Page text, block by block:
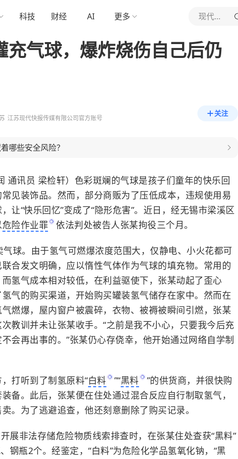
科技 财经 AI 更多 现代快报
充气球，爆炸烧伤自己后仍
江苏现代快报传媒有限公司官方账号
关注
哪些安全风险？
通讯员 梁检轩）色彩斑斓的气球是孩子们童年的快乐回
见装饰品。然而，部分商贩为了压低成本，违规使用易
让“快乐回忆”变成了“隐形危害”。近日，经无锡市梁溪区
危险作业罪 依法判处被告人张某拘役三个月。
球。由于氢气可燃爆浓度范围大，仅静电、小火花都可
合发文明确，应以惰性气体作为气球的填充物。常用的
氢气成本相对较低，在利益驱使下，张某动起了歪心
气的购买渠道，开始购买罐装氢气储存在家中。然而在
燃爆，屋内窗户被震碎，衣物、被褥被瞬间引燃，张某
教训并未让张某收手。“之前是我不小心，只要我今后充
会再出事的。”张某仍心存侥幸，他开始通过网络自学制
打听到了制氢原料“白料 ”“黑料
”的供货商，并很快购
备。此后，张某便在住处通过混合反应自行制取氢气，
。为了逃避追查，他还刻意删除了购买记录。
展非法存储危险物质线索排查时，在张某住处查获“黑料”
钢瓶2个。经鉴定，“白料”为危险化学品氢氧化钠，“黑